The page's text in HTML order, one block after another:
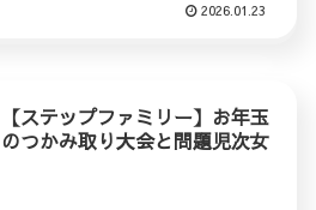
2026.01.23
【ステップファミリー】お年玉
のつかみ取り大会と問題児次女